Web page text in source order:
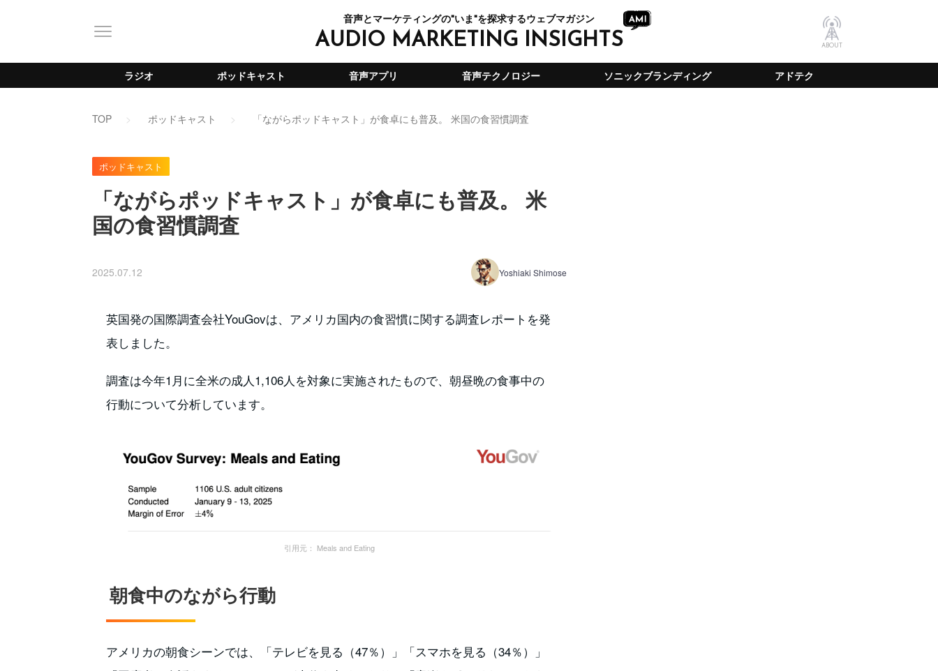
音声とマーケティングの"いま"を探求するウェブマガジン
AUDIO MARKETING INSIGHTS ABOUT
ラジオ ポッドキャスト 音声アプリ 音声テクノロジー ソニックブランディング アドテク
TOP ポッドキャスト 「ながらポッドキャスト」が食卓にも普及。 米国の食習慣調査
ポッドキャスト
「ながらポッドキャスト」が食卓にも普及。 米
国の食習慣調査
2025.07.12 Yoshiaki Shimose
英国発の国際調査会社YouGovは、アメリカ国内の食習慣に関する調査レポートを発
表しました。
調査は今年1月に全米の成人1,106人を対象に実施されたもので、朝昼晩の食事中の
行動について分析しています。
引用元： Meals and Eating
朝食中のながら行動
アメリカの朝食シーンでは、「テレビを見る（47％）」「スマホを見る（34％）」